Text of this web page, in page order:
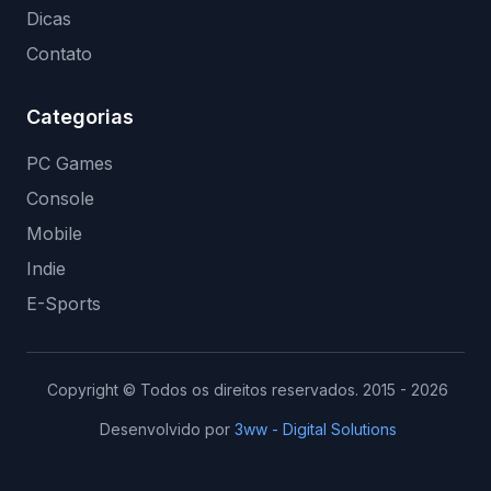
Dicas
Contato
Categorias
PC Games
Console
Mobile
Indie
E-Sports
Copyright © Todos os direitos reservados. 2015 - 2026
Desenvolvido por 3ww - Digital Solutions